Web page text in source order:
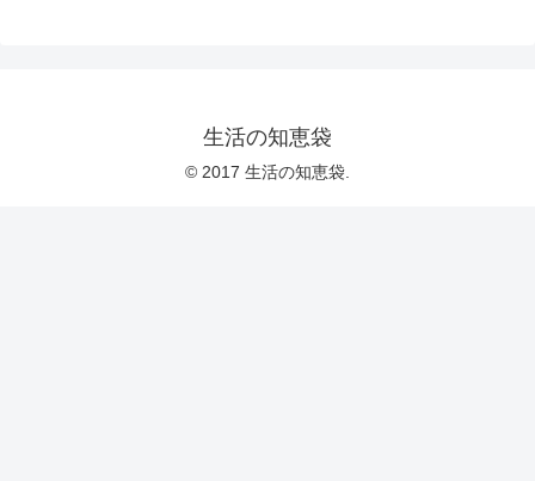
生活の知恵袋
© 2017 生活の知恵袋.